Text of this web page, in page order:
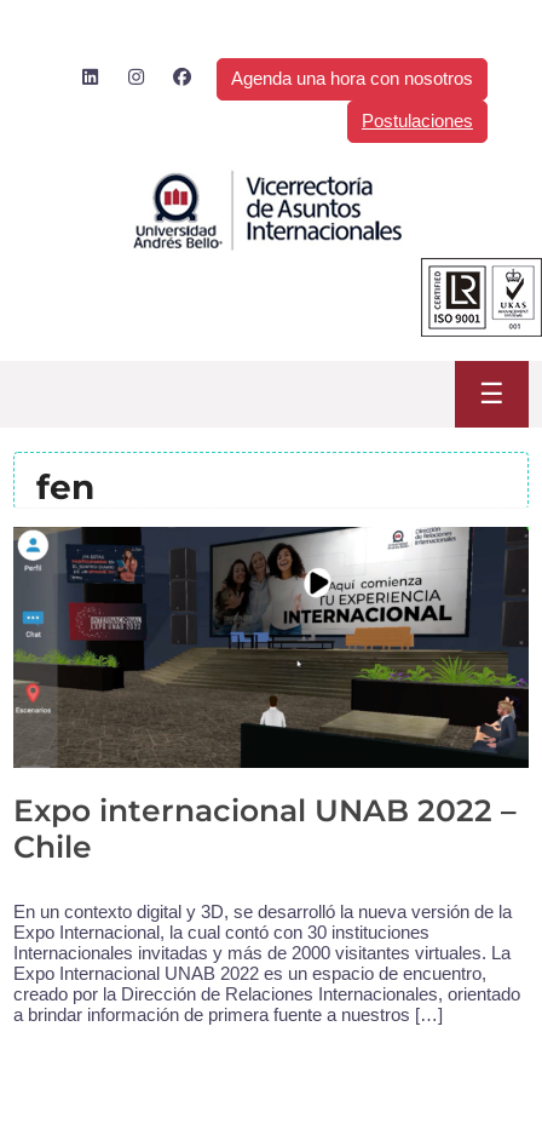
Agenda una hora con nosotros
Postulaciones
☰
fen
Expo internacional UNAB 2022 –
Chile
En un contexto digital y 3D, se desarrolló la nueva versión de la
Expo Internacional, la cual contó con 30 instituciones
Internacionales invitadas y más de 2000 visitantes virtuales. La
Expo Internacional UNAB 2022 es un espacio de encuentro,
creado por la Dirección de Relaciones Internacionales, orientado
a brindar información de primera fuente a nuestros […]